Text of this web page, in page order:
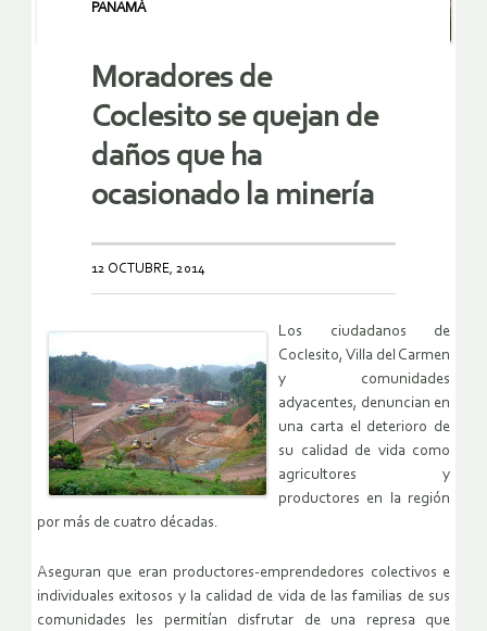
PANAMÁ
Moradores de
Coclesito se quejan de
daños que ha
ocasionado la minería
12 OCTUBRE, 2014
Los ciudadanos de
Coclesito, Villa del Carmen
y comunidades
adyacentes, denuncian en
una carta el deterioro de
su calidad de vida como
agricultores y
productores en la región
por más de cuatro décadas.
Aseguran que eran productores-emprendedores colectivos e
individuales exitosos y la calidad de vida de las familias de sus
comunidades les permitían disfrutar de una represa que